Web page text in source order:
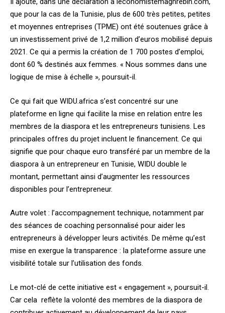
que pour la cas de la Tunisie, plus de 600 très petites, petites
et moyennes entreprises (TPME) ont été soutenues grâce à
un investissement privé de 1,2 million d’euros mobilisé depuis
2021. Ce qui a permis la création de 1 700 postes d’emploi,
dont 60 % destinés aux femmes. « Nous sommes dans une
logique de mise à échelle », poursuit-il.
Ce qui fait que WIDU.africa s’est concentré sur une
plateforme en ligne qui facilite la mise en relation entre les
membres de la diaspora et les entrepreneurs tunisiens. Les
principales offres du projet incluent le financement. Ce qui
signifie que pour chaque euro transféré par un membre de la
diaspora à un entrepreneur en Tunisie, WIDU double le
montant, permettant ainsi d’augmenter les ressources
disponibles pour l’entrepreneur.
Autre volet : l’accompagnement technique, notamment par
des séances de coaching personnalisé pour aider les
entrepreneurs à développer leurs activités. De même qu’est
mise en exergue la transparence : la plateforme assure une
visibilité totale sur l’utilisation des fonds.
Le mot-clé de cette initiative est « engagement », poursuit-il.
Car cela reflète la volonté des membres de la diaspora de